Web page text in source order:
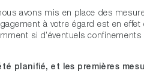
avons mis en place des
à votre égard est en
si d’éventuels
planifié, et les premières